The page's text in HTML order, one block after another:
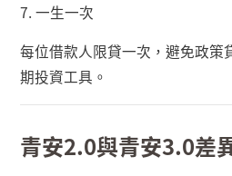
7.一生一次
每位借款人限貸一次，避免政策
期投資工具。
青安2.0與青安3.0差